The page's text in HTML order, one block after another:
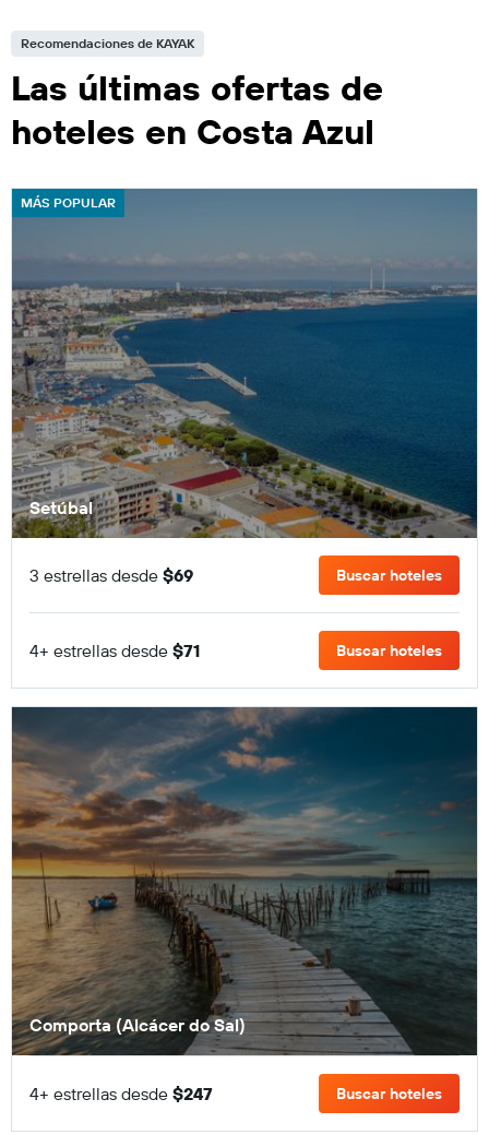
Recomendaciones de KAYAK
Las últimas ofertas de
hoteles en Costa Azul
MÁS POPULAR
Setúbal
3 estrellas desde $69 Buscar hoteles
4+ estrellas desde $71 Buscar hoteles
Comporta (Alcácer do Sal)
4+ estrellas desde $247 Buscar hoteles